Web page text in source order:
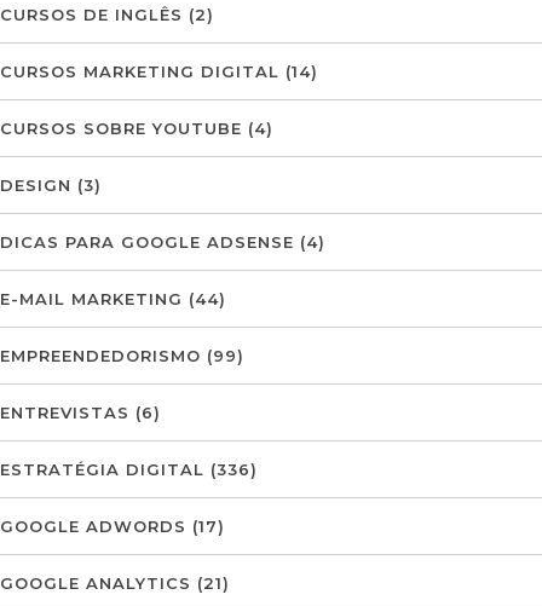
CURSOS DE INGLÊS (2)
CURSOS MARKETING DIGITAL (14)
CURSOS SOBRE YOUTUBE (4)
DESIGN (3)
DICAS PARA GOOGLE ADSENSE (4)
E-MAIL MARKETING (44)
EMPREENDEDORISMO (99)
ENTREVISTAS (6)
ESTRATÉGIA DIGITAL (336)
GOOGLE ADWORDS (17)
GOOGLE ANALYTICS (21)